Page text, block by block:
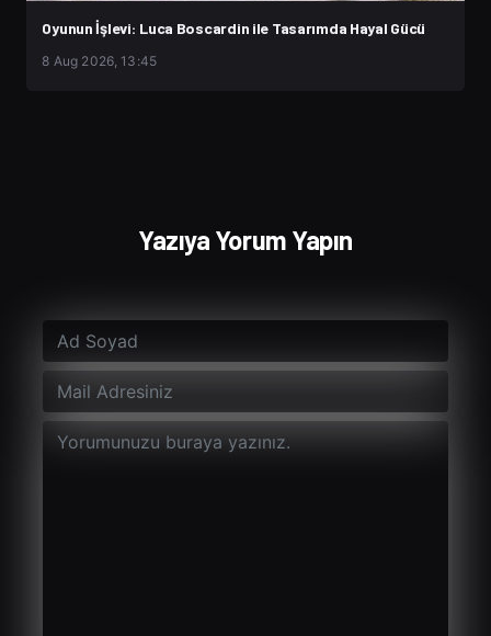
Oyunun İşlevi: Luca Boscardin ile Tasarımda Hayal Gücü
8 Aug 2026, 13:45
Yazıya Yorum Yapın